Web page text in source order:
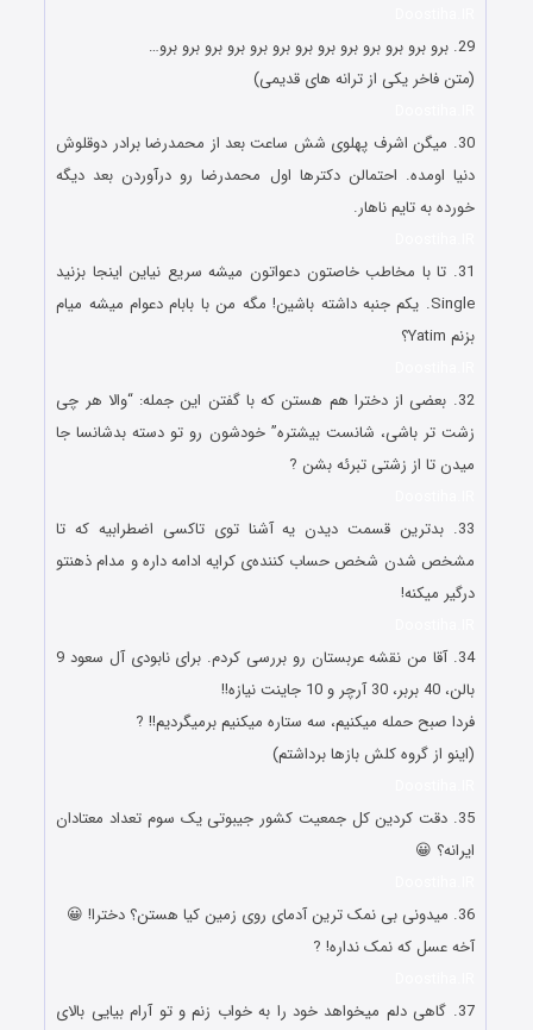
29. برو برو برو برو برو برو برو برو برو برو برو برو برو…
(متن فاخر یکی از ترانه های قدیمی)
30. میگن اشرف پهلوی شش ساعت بعد از محمدرضا برادر دوقلوش
دنیا اومده. احتمالن دکترها اول محمدرضا رو درآوردن بعد دیگه
خورده به تایم ناهار.
31. ﺗﺎ ﺑﺎ مخاطب خاصتون ﺩﻋﻮﺍﺗﻮﻥ ﻣﯿﺸﻪ ﺳﺮﯾﻊ ﻧﯿﺎﯾﻦ ﺍﯾﻨﺠﺎ ﺑﺰﻧﯿﺪ
Single. ﯾﮑﻢ ﺟﻨﺒﻪ ﺩﺍﺷﺘﻪ ﺑﺎﺷﯿﻦ! ﻣﮕﻪ ﻣﻦ ﺑﺎ ﺑﺎﺑﺎﻡ ﺩﻋﻮﺍﻡ ﻣﯿﺸﻪ ﻣﯿﺎﻡ
ﺑﺰﻧﻢ Yatim؟
32. بعضی از دخترا هم هستن که با گفتن این جمله: “والا هر چی
زشت تر باشی، شانست بیشتره” خودشون رو تو دسته بدشانسا جا
میدن تا از زشتی تبرئه بشن ?
33. بدترین قسمت دیدن یه آشنا توی تاکسی اضطرابیه که تا
مشخص شدن شخص حساب کننده‌ی کرایه ادامه داره و مدام ذهنتو
درگیر میکنه!
34. آقا من نقشه عربستان رو بررسی کردم. برای نابودی آل سعود 9
بالن، 40 بربر، 30 آرچر و 10 جاینت نیازه!!
فردا صبح حمله میکنیم، سه ستاره میکنیم برمیگردیم!! ?
(اینو از گروه کلش بازها برداشتم)
35. دقت کردین کل جمعیت کشور جیبوتی یک سوم تعداد معتادان
ایرانه؟ 😀
36. میدونی بی نمک ترین آدمای روی زمین کیا هستن؟ دخترا! 😀
آخه عسل که نمک نداره! ?
37. گاهی دلم میخواهد خود را به خواب زنم و تو آرام بیایی بالای